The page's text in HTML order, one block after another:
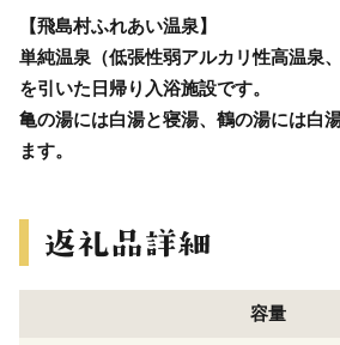
【飛島村ふれあい温泉】
単純温泉（低張性弱アルカリ性高温泉
を引いた日帰り入浴施設です。
亀の湯には白湯と寝湯、鶴の湯には白
ます。
容量